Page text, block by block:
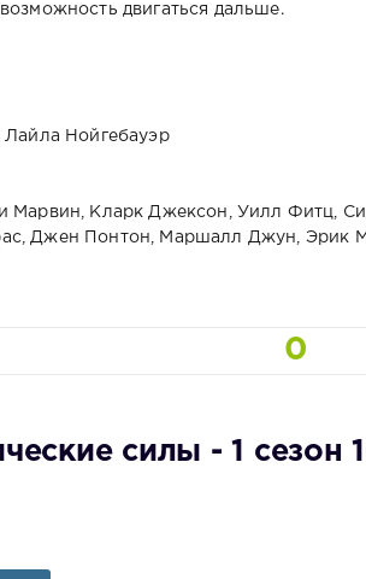
двигаться дальше.
Лайла Нойгебауэр
Марвин, Кларк Джексон, Уилл Фитц,
Джен Понтон, Маршалл Джун, Эрик
0
силы - 1 сезон